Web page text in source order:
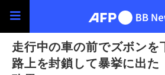
走行中の車の前でズボンを
路上を封鎖して暴挙に出た